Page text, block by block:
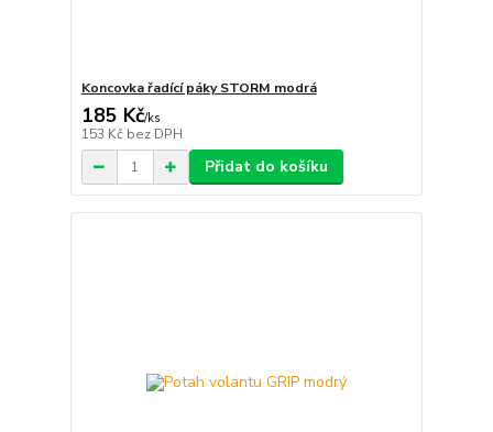
Koncovka řadící páky STORM modrá
185 Kč/ks
153 Kč bez DPH
Přidat do košíku